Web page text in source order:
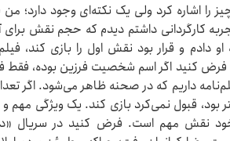
را اشاره کرد ولی یک نکته‌ای وجود دارد؛
کارگردانی داشتم دیدم که حجم نقش برای
او دادم و قرار بود نقش اول را بازی کند،
فرض کنید اگر اسم شخصیت فرزین بوده، فقط
بود، قبول نمی‌کرد بازی کند. یک ویژگی
نقش مهم است. فرض کنید در سریال